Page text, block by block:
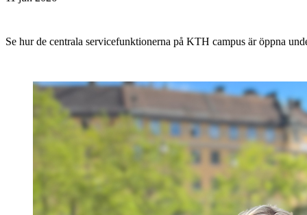
Se hur de centrala servicefunktionerna på KTH campus är öppna